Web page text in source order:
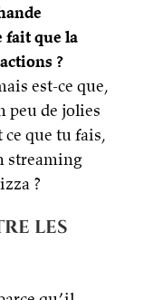
fait que la
?
est-ce que,
peu de jolies
que tu fais,
streaming
?
les